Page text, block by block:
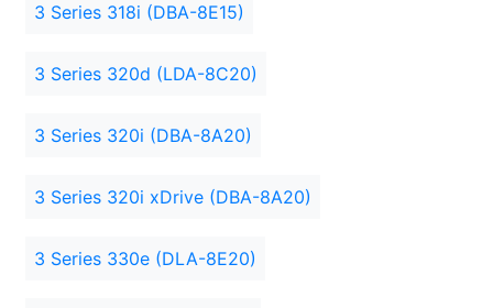
3 Series 318i (DBA-8E15)
3 Series 320d (LDA-8C20)
3 Series 320i (DBA-8A20)
3 Series 320i xDrive (DBA-8A20)
3 Series 330e (DLA-8E20)